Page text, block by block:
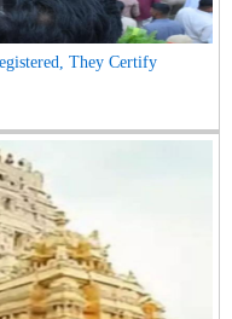
They Certify